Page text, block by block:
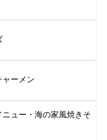
ャーメン
ュー・海の家風焼きそ